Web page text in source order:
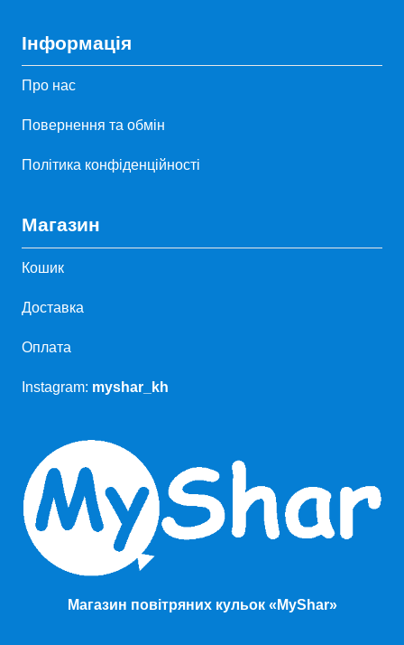
Інформація
Про нас
Повернення та обмін
Політика конфіденційності
Магазин
Кошик
Доставка
Оплата
Instagram: myshar_kh
Магазин повітряних кульок «MyShar»